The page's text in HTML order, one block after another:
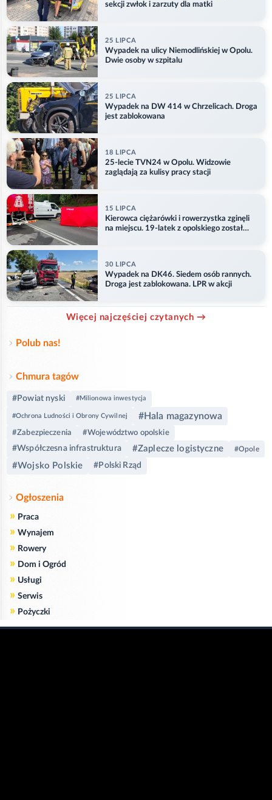
sekcji zwłok i zarzuty dla matki
25 LIPCA
Wypadek na ulicy Niemodlińskiej w Opolu.
Dwie osoby w szpitalu
25 LIPCA
Wypadek na DW 414 w Chrzelicach. Droga
jest zablokowana
18 LIPCA
25-lecie TVN24 w Opolu. Widzowie
zaglądają za kulisy pracy stacji
15 LIPCA
Kierowca ciężarówki i rowerzystka zginęli
na miejscu. 19-latek z opolskiego został
30 LIPCA
Wypadek na DK46. Siedem osób rannych.
Droga jest zablokowana. LPR w akcji
Więcej najczęściej czytanych →
Polub nas!
Chmura tagów
#Powiat nyski #Milionowa inwestycja
#Ochrona Ludności i Obrony Cywilnej #Hala magazynowa
#Zabezpieczenia #Województwo opolskie
#Współczesna infrastruktura #Zaplecze logistyczne #Opole
#Wojsko Polskie #Polski Rząd
Ogłoszenia
» Praca
» Wynajem
» Rowery
» Dom i Ogród
» Usługi
» Serwis
» Pożyczki